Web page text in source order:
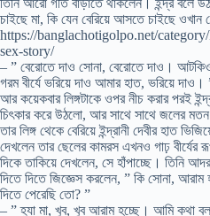
তিনি আরো গতি বাড়াতে থাকলেন। ইন্দ্র বলে
চাইছে মা, কি যেন বেরিয়ে আসতে চাইছে ওখান
https://banglachotigolpo.net/
sex-story/
– ” বেরোতে দাও সোনা, বেরোতে দাও।
গরম বীর্যে ভরিয়ে দাও আমার হাত, ভরিয়ে দাও।
আর কয়েকবার লিঙ্গটাকে ওপর নীচ করার পরই
চিৎকার করে উঠলো, আর সাথে সাথে জলের মতন
তার লিঙ্গ থেকে বেরিয়ে ইন্দ্রানী দেবীর হাত
দেখলেন তার ছেলের কামরস এখনও গাঢ় বীর্যের
দিকে তাকিয়ে দেখলেন, সে হাঁপাচ্ছে। তিনি
দিতে দিতে জিজ্ঞেস করলেন, ” কি সোনা,
দিতে পেরেছি তো? ”
– ” হ্যা মা, খুব, খুব আরাম হচ্ছে। আমি কথা